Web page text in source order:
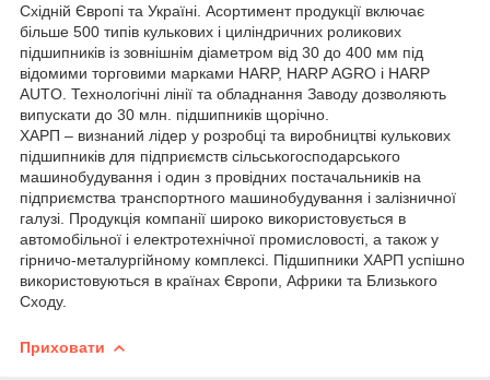
Східній Європі та Україні. Асортимент продукції включає
більше 500 типів кулькових і циліндричних роликових
підшипників із зовнішнім діаметром від 30 до 400 мм під
відомими торговими марками HARP, HARP AGRO і HARP
AUTO. Технологічні лінії та обладнання Заводу дозволяють
випускати до 30 млн. підшипників щорічно.
ХАРП – визнаний лідер у розробці та виробництві кулькових
підшипників для підприємств сільськогосподарського
машинобудування і один з провідних постачальників на
підприємства транспортного машинобудування і залізничної
галузі. Продукція компанії широко використовується в
автомобільної і електротехнічної промисловості, а також у
гірничо-металургійному комплексі. Підшипники ХАРП успішно
використовуються в країнах Європи, Африки та Близького
Сходу.
Приховати